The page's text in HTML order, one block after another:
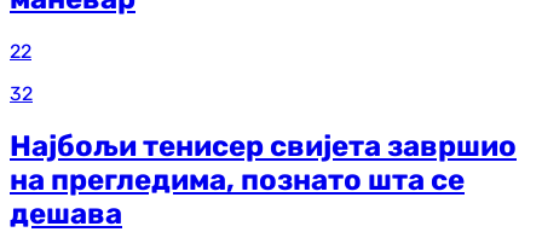
22
32
Најбољи тенисер свијета завршио
на прегледима, познато шта се
дешава